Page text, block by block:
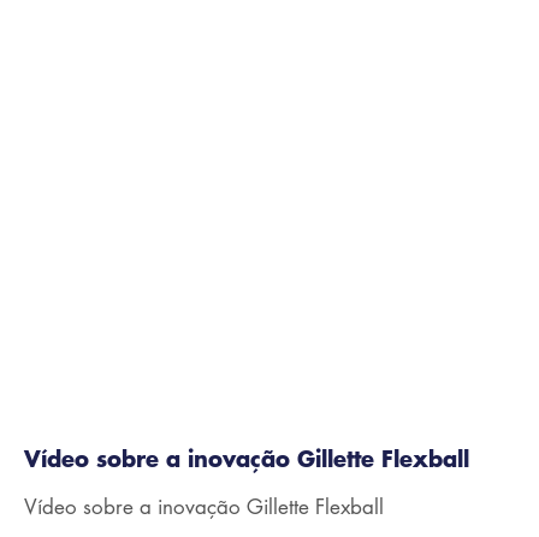
Vídeo sobre a inovação Gillette Flexball
Vídeo sobre a inovação Gillette Flexball